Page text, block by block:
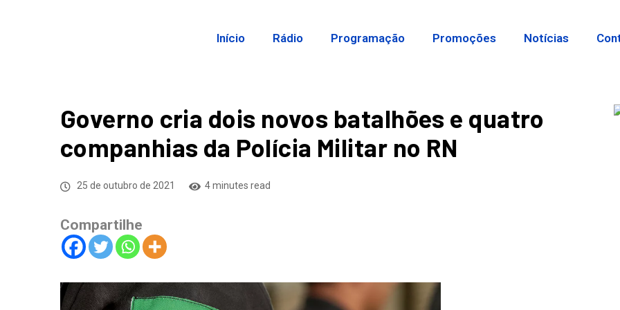
Início Rádio Programação Promoções Notícias
Governo cria dois novos batalhões e quatro
companhias da Polícia Militar no RN
25 de outubro de 2021 4 minutes read
Compartilhe